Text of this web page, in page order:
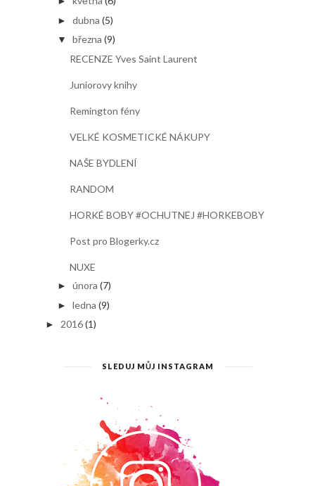
► dubna (5)
▼ března (9)
RECENZE Yves Saint Laurent
Juniorovy knihy
Remington fény
VELKÉ KOSMETICKÉ NÁKUPY
NAŠE BYDLENÍ
RANDOM
HORKÉ BOBY #OCHUTNEJ #HORKEBOBY
Post pro Blogerky.cz
NUXE
► února (7)
► ledna (9)
► 2016(1)
SLEDUJ MŮJ INSTAGRAM